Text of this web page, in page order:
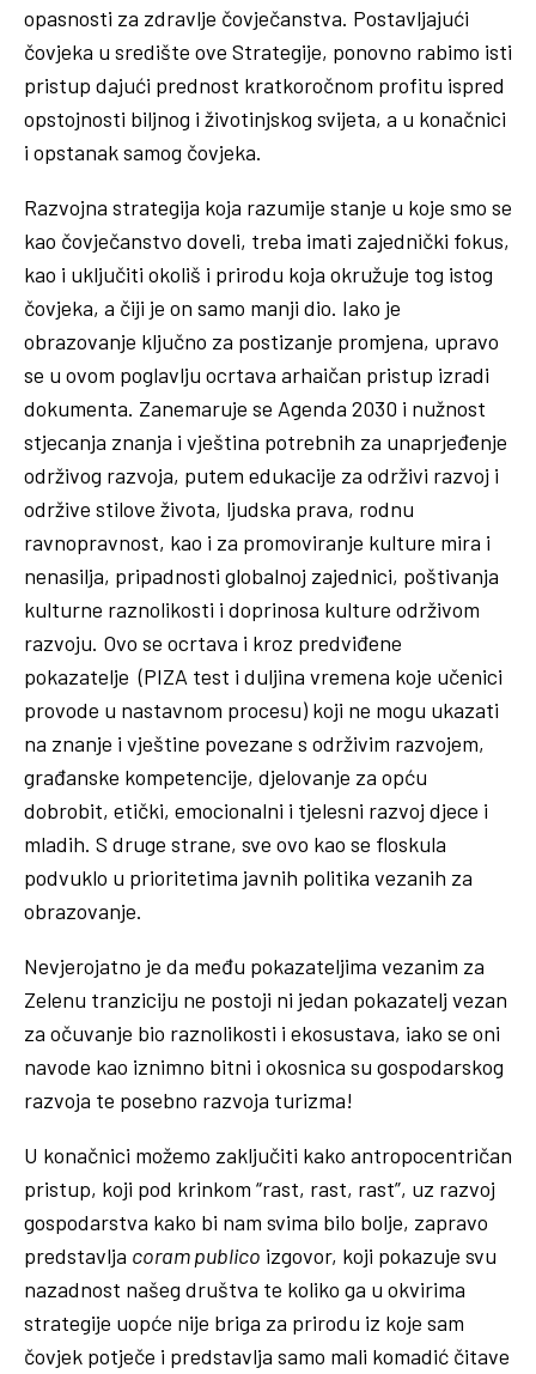
opasnosti za zdravlje čovječanstva. Postavljajući
čovjeka u središte ove Strategije, ponovno rabimo isti
pristup dajući prednost kratkoročnom profitu ispred
opstojnosti biljnog i životinjskog svijeta, a u konačnici
i opstanak samog čovjeka.
Razvojna strategija koja razumije stanje u koje smo se
kao čovječanstvo doveli, treba imati zajednički fokus,
kao i uključiti okoliš i prirodu koja okružuje tog istog
čovjeka, a čiji je on samo manji dio. Iako je
obrazovanje ključno za postizanje promjena, upravo
se u ovom poglavlju ocrtava arhaičan pristup izradi
dokumenta. Zanemaruje se Agenda 2030 i nužnost
stjecanja znanja i vještina potrebnih za unaprjeđenje
održivog razvoja, putem edukacije za održivi razvoj i
održive stilove života, ljudska prava, rodnu
ravnopravnost, kao i za promoviranje kulture mira i
nenasilja, pripadnosti globalnoj zajednici, poštivanja
kulturne raznolikosti i doprinosa kulture održivom
razvoju. Ovo se ocrtava i kroz predviđene
pokazatelje (PIZA test i duljina vremena koje učenici
provode u nastavnom procesu) koji ne mogu ukazati
na znanje i vještine povezane s održivim razvojem,
građanske kompetencije, djelovanje za opću
dobrobit, etički, emocionalni i tjelesni razvoj djece i
mladih. S druge strane, sve ovo kao se floskula
podvuklo u prioritetima javnih politika vezanih za
obrazovanje.
Nevjerojatno je da među pokazateljima vezanim za
Zelenu tranziciju ne postoji ni jedan pokazatelj vezan
za očuvanje bio raznolikosti i ekosustava, iako se oni
navode kao iznimno bitni i okosnica su gospodarskog
razvoja te posebno razvoja turizma!
U konačnici možemo zaključiti kako antropocentričan
pristup, koji pod krinkom “rast, rast, rast”, uz razvoj
gospodarstva kako bi nam svima bilo bolje, zapravo
predstavlja coram publico izgovor, koji pokazuje svu
nazadnost našeg društva te koliko ga u okvirima
strategije uopće nije briga za prirodu iz koje sam
čovjek potječe i predstavlja samo mali komadić čitave